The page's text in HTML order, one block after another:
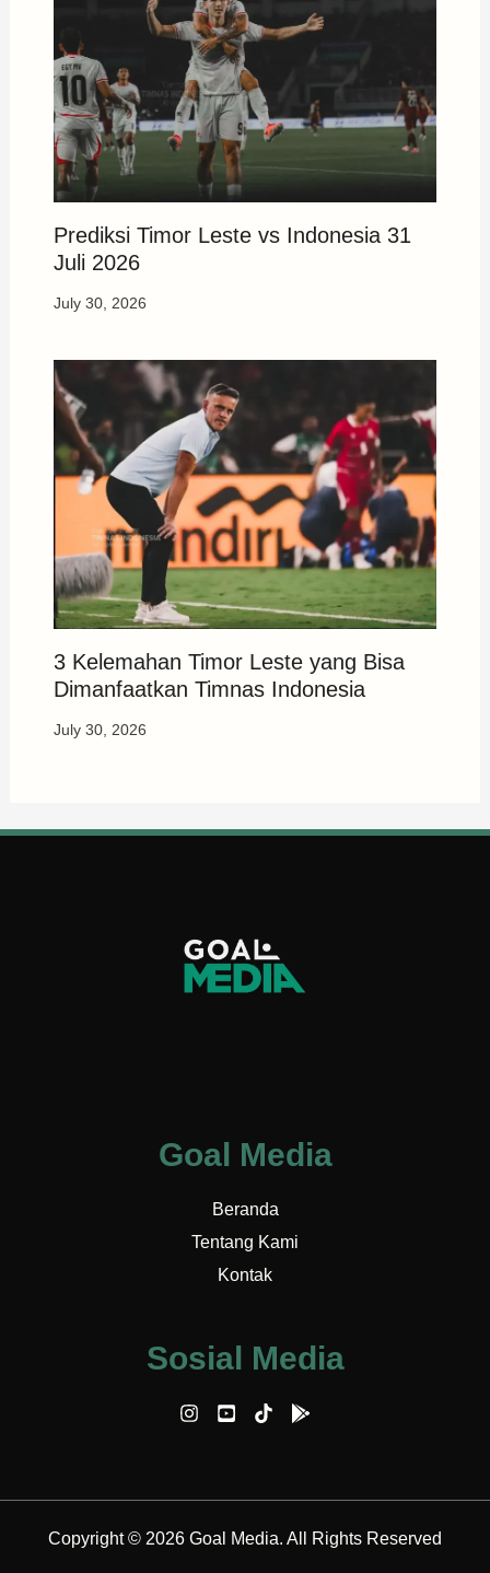
Prediksi Timor Leste vs Indonesia 31
Juli 2026
July 30, 2026
3 Kelemahan Timor Leste yang Bisa
Dimanfaatkan Timnas Indonesia
July 30, 2026
Goal Media
Beranda
Tentang Kami
Kontak
Sosial Media
Copyright © 2026 Goal Media. All Rights Reserved